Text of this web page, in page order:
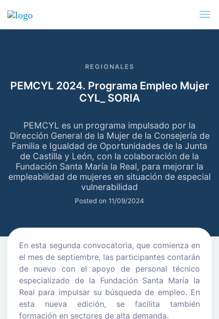
REGIONALES
PEMCYL 2024. Programa Empleo Mujer
CYL_ SORIA
PEMCYL es un programa impulsado por la
Dirección General de la Mujer de la Consejería de
Familia e Igualdad de Oportunidades de la Junta
de Castilla y León, con la colaboración de la
Fundación Santa María la Real, para mejorar la
empleabilidad de mujeres en situación de especial
vulnerabilidad
Posted on 11/09/2024
En esta segunda convocatoria, que comienza en
el mes de septiembre, las participantes contarán
de nuevo con el apoyo de personal técnico
especializado de la Fundación Santa María la
Real para impulsar su búsqueda de empleo. En
esta nueva edición, se facilita también
formación en sectores de alta demanda.